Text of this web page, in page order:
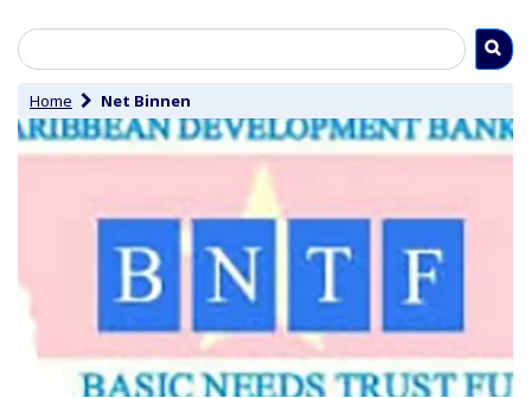
Home Net Binnen